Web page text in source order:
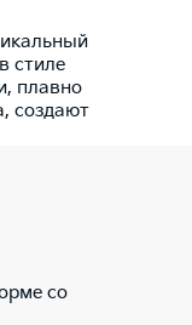
стиле
плавно
создают
со